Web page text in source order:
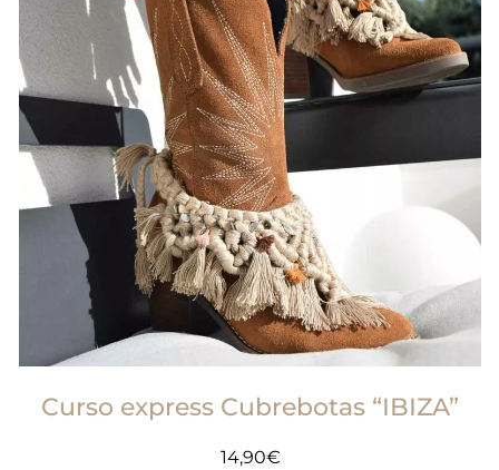
Curso express Cubrebotas “IBIZA”
14,90€